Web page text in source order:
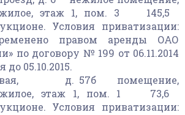
этаж 1, пом. 3 145,5
Условия приватизации:
правом аренды ОАО
по договору № 199 от 06.11.2014
05.10.2015.
д. 57б помещение,
этаж 1, пом. 1 73,6
Условия приватизации: